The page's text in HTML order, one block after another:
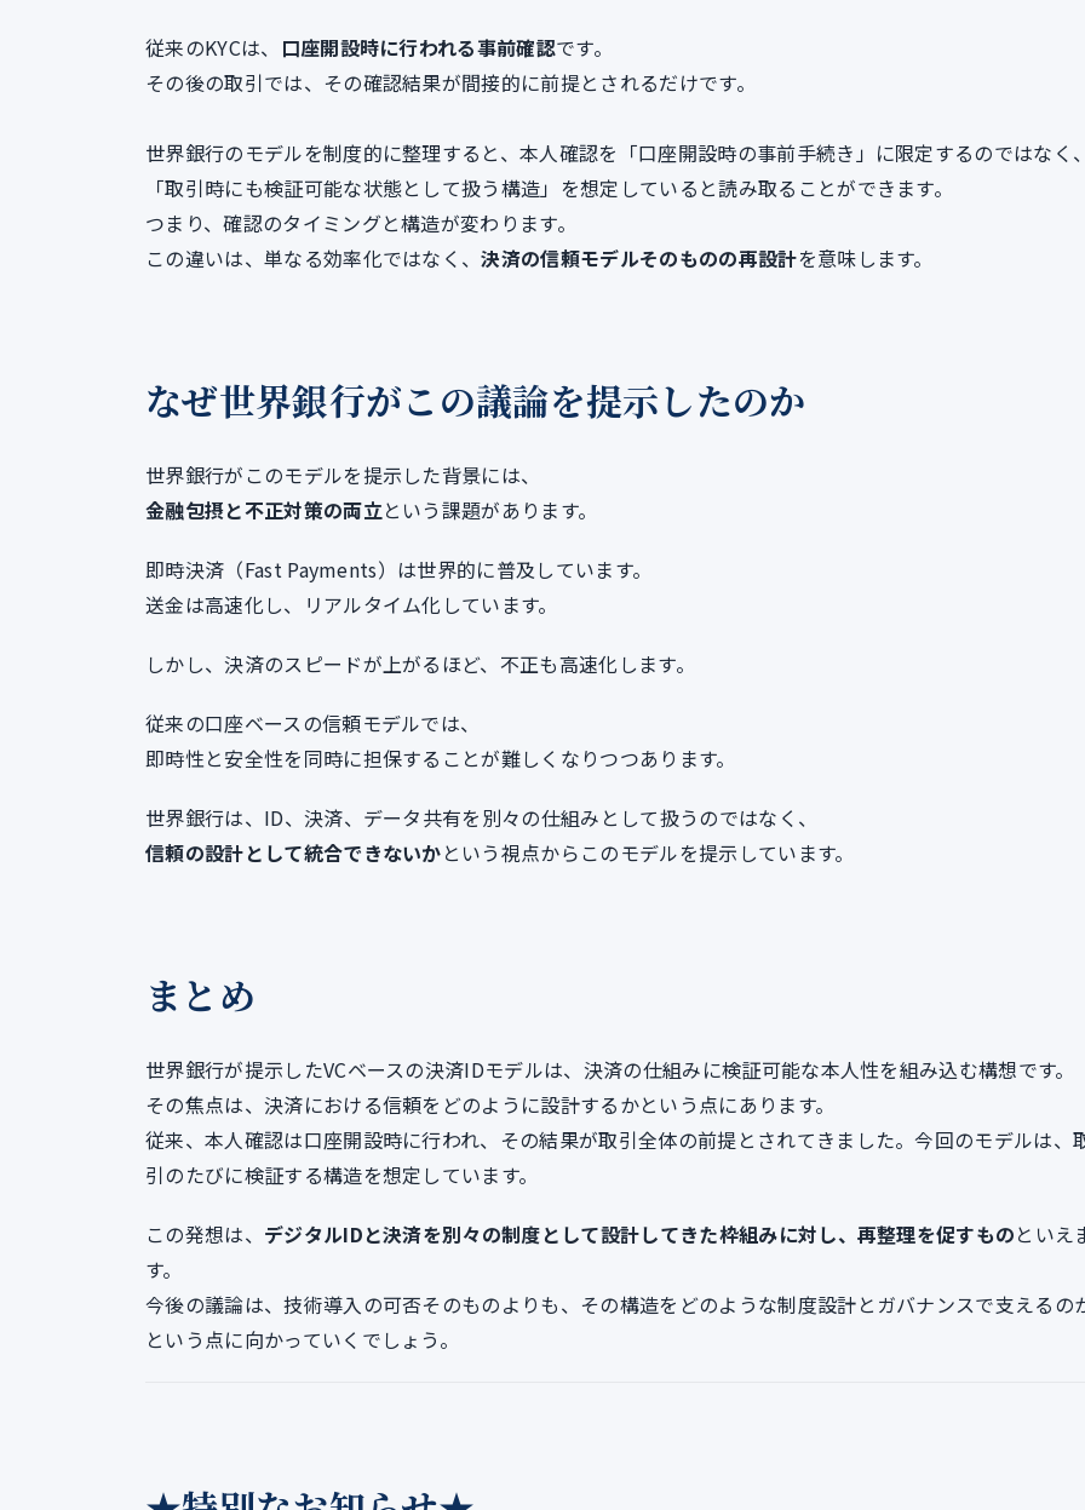
従来のKYCは、 口座開設時に行われる事前確認です。
その後の取引では、その確認結果が間接的に前提とされるだけです。
世界銀行のモデルを制度的に整理すると、本人確認を「口座開設時の事前手続き」に限定するのではなく
「取引時にも検証可能な状態として扱う構造」を想定していると読み取ることができます。
つまり、確認のタイミングと構造が変わります。
この違いは、単なる効率化ではなく、決済の信頼モデルそのものの再設計を意味します。
なぜ世界銀行がこの議論を提示したのか
世界銀行がこのモデルを提示した背景には、
金融包摂と不正対策の両立という課題があります。
即時決済（Fast Payments）は世界的に普及しています。
送金は高速化し、リアルタイム化しています。
しかし、決済のスピードが上がるほど、不正も高速化します。
従来の口座ベースの信頼モデルでは、
即時性と安全性を同時に担保することが難しくなりつつあります。
世界銀行は、ID、決済、データ共有を別々の仕組みとして扱うのではなく、
信頼の設計として統合できないかという視点からこのモデルを提示しています。
まとめ
世界銀行が提示したVCベースの決済IDモデルは、決済の仕組みに検証可能な本人性を組み込む構想です。
その焦点は、決済における信頼をどのように設計するかという点にあります。
従来、本人確認は口座開設時に行われ、その結果が取引全体の前提とされてきました。今回のモデルは、
引のたびに検証する構造を想定しています。
この発想は、 デジタルIDと決済を別々の制度として設計してきた枠組みに対し、再整理を促すものといえ
す。
今後の議論は、技術導入の可否そのものよりも、その構造をどのような制度設計とガバナンスで支えるの
という点に向かっていくでしょう。